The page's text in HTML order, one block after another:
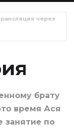
через
брату
время Ася
занятие по